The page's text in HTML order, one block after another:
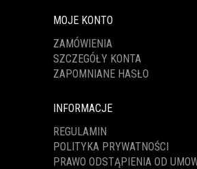
MOJE KONTO
ZAMÓWIENIA
SZCZEGÓŁY KONTA
ZAPOMNIANE HASŁO
INFORMACJE
REGULAMIN
POLITYKA PRYWATNOŚCI
PRAWO ODSTĄPIENIA OD